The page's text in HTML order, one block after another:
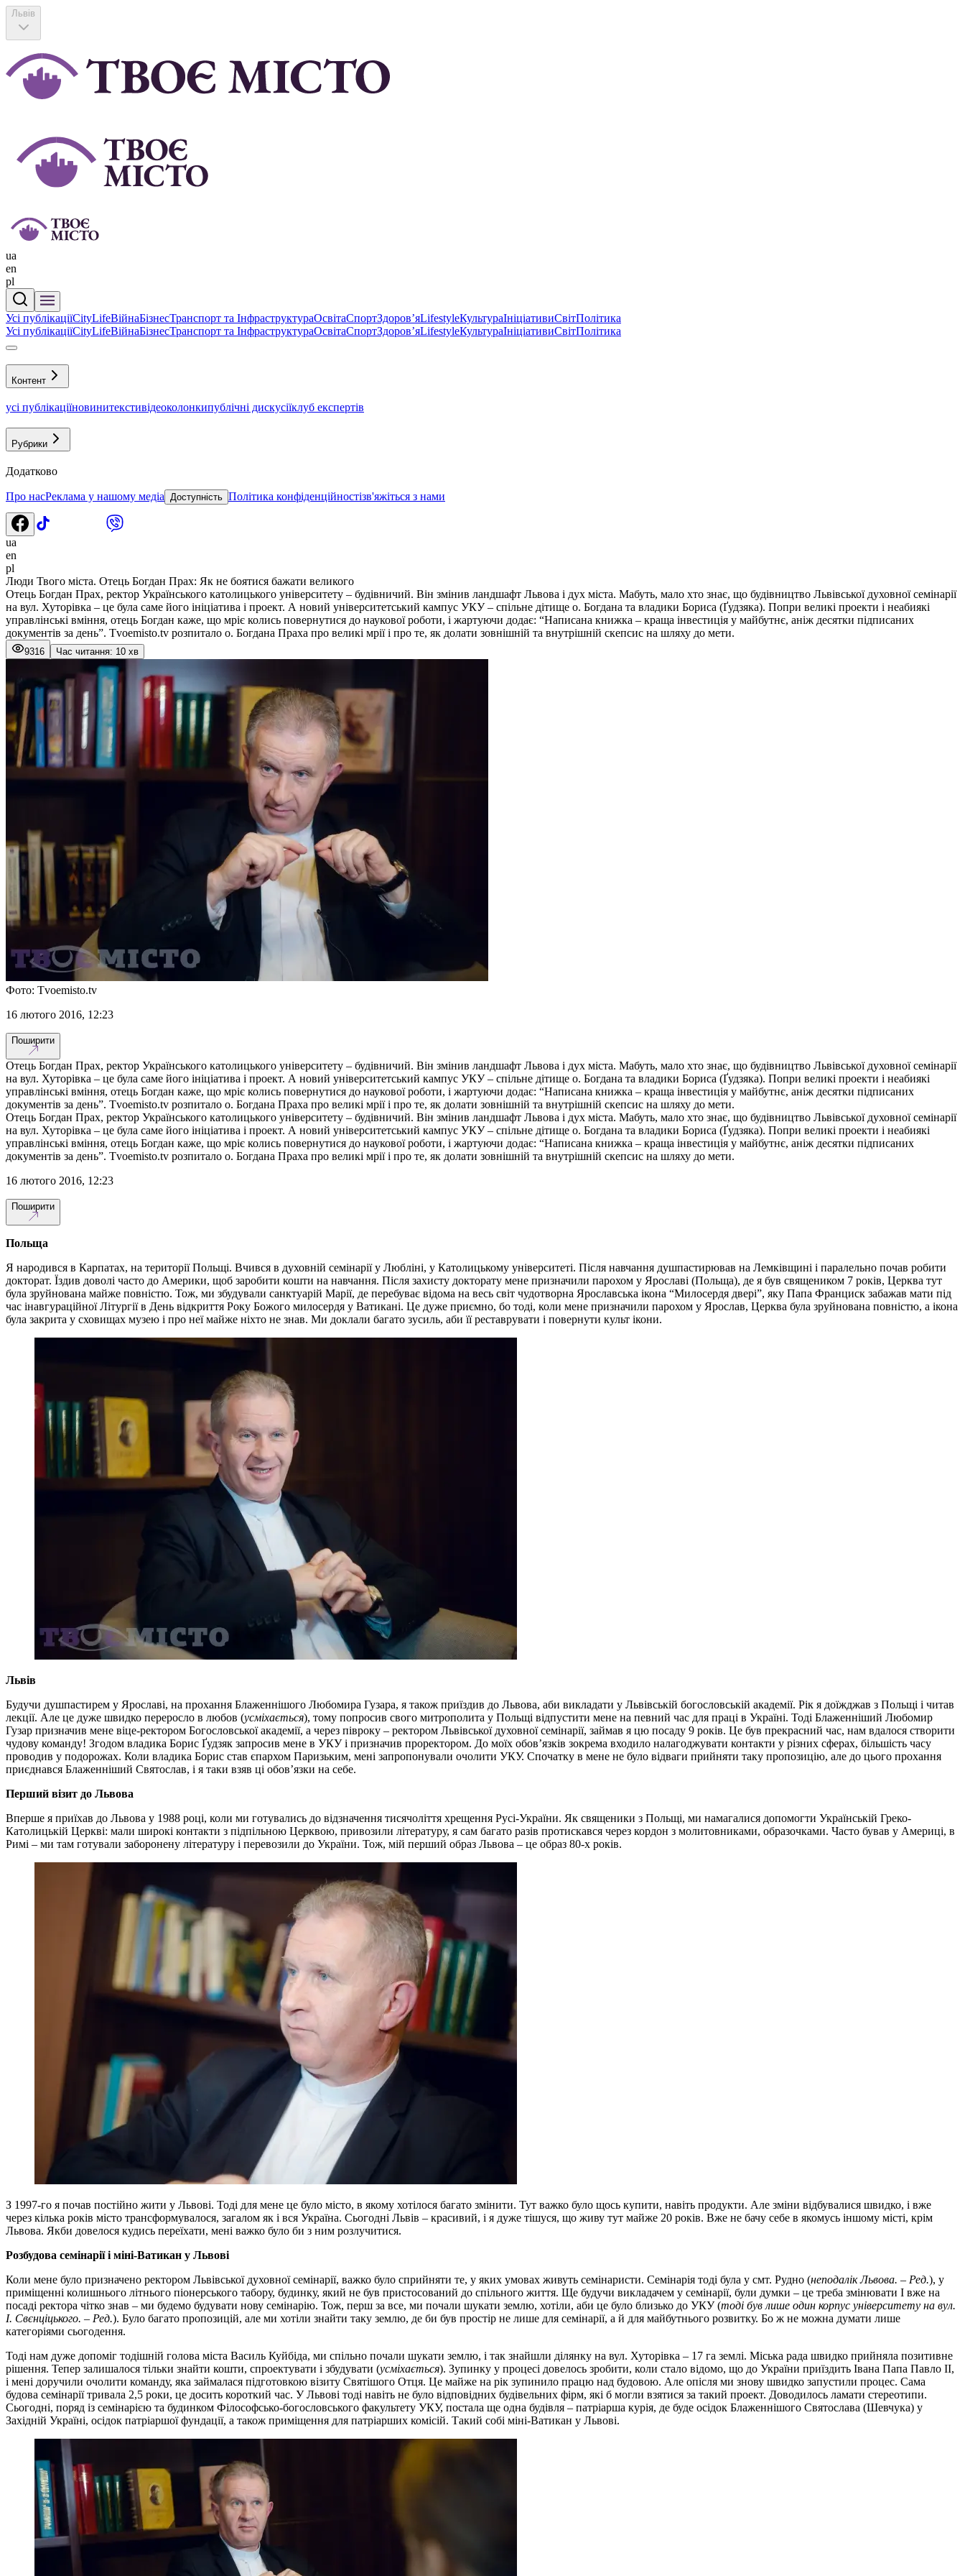
Львів
ua
en
pl
Усі публікаціїCityLifeВійнаБізнесТранспорт та ІнфраструктураОсвітаСпортЗдоровʼяLifestyleКультураІніціативиСвітПолітика
Усі публікаціїCityLifeВійнаБізнесТранспорт та ІнфраструктураОсвітаСпортЗдоровʼяLifestyleКультураІніціативиСвітПолітика
Контент
усі публікаціїновинитекстивідеоколонкипублічні дискусіїклуб експертів
Рубрики
Додатково
Про насРеклама у нашому медіа Доступність Політика конфіденційностізв'яжіться з нами
ua
en
pl
Люди Твого міста. Отець Богдан Прах: Як не боятися бажати великого
Отець Богдан Прах, ректор Українського католицького університету – будівничий. Він змінив ландшафт Львова і дух міста. Мабуть, мало хто знає, що будівництво Львівської духовної семінарії
на вул. Хуторівка – це була саме його ініціатива і проект. А новий університетський кампус УКУ – спільне дітище о. Богдана та владики Бориса (Ґудзяка). Попри великі проекти і неабиякі
управлінські вміння, отець Богдан каже, що мріє колись повернутися до наукової роботи, і жартуючи додає: “Написана книжка – краща інвестиція у майбутнє, аніж десятки підписаних
документів за день”. Tvoemisto.tv розпитало о. Богдана Праха про великі мрії і про те, як долати зовнішній та внутрішній скепсис на шляху до мети.
9316 Час читання: 10 хв
Фото: Tvoemisto.tv
16 лютого 2016, 12:23
Поширити
Отець Богдан Прах, ректор Українського католицького університету – будівничий. Він змінив ландшафт Львова і дух міста. Мабуть, мало хто знає, що будівництво Львівської духовної семінарії
на вул. Хуторівка – це була саме його ініціатива і проект. А новий університетський кампус УКУ – спільне дітище о. Богдана та владики Бориса (Ґудзяка). Попри великі проекти і неабиякі
управлінські вміння, отець Богдан каже, що мріє колись повернутися до наукової роботи, і жартуючи додає: “Написана книжка – краща інвестиція у майбутнє, аніж десятки підписаних
документів за день”. Tvoemisto.tv розпитало о. Богдана Праха про великі мрії і про те, як долати зовнішній та внутрішній скепсис на шляху до мети.
Отець Богдан Прах, ректор Українського католицького університету – будівничий. Він змінив ландшафт Львова і дух міста. Мабуть, мало хто знає, що будівництво Львівської духовної семінарії
на вул. Хуторівка – це була саме його ініціатива і проект. А новий університетський кампус УКУ – спільне дітище о. Богдана та владики Бориса (Ґудзяка). Попри великі проекти і неабиякі
управлінські вміння, отець Богдан каже, що мріє колись повернутися до наукової роботи, і жартуючи додає: “Написана книжка – краща інвестиція у майбутнє, аніж десятки підписаних
документів за день”. Tvoemisto.tv розпитало о. Богдана Праха про великі мрії і про те, як долати зовнішній та внутрішній скепсис на шляху до мети.
16 лютого 2016, 12:23
Поширити
Польща
Я народився в Карпатах, на території Польщі. Вчився в духовній семінарії у Любліні, у Католицькому університеті. Після навчання душпастирював на Лемківщині і паралельно почав робити
докторат. Їздив доволі часто до Америки, щоб заробити кошти на навчання. Після захисту докторату мене призначили парохом у Ярославі (Польща), де я був священиком 7 років, Церква тут
була зруйнована майже повністю. Тож, ми збудували санктуарій Марії, де перебуває відома на весь світ чудотворна Ярославська ікона “Милосердя двері”, яку Папа Франциск забажав мати під
час інавгураційної Літургії в День відкриття Року Божого милосердя у Ватикані. Це дуже приємно, бо тоді, коли мене призначили парохом у Ярослав, Церква була зруйнована повністю, а ікона
була закрита у сховищах музею і про неї майже ніхто не знав. Ми доклали багато зусиль, аби її реставрувати і повернути культ ікони.
Львів
Будучи душпастирем у Ярославі, на прохання Блаженнішого Любомира Гузара, я також приїздив до Львова, аби викладати у Львівській богословській академії. Рік я доїжджав з Польщі і читав
лекції. Але це дуже швидко переросло в любов (усміхається), тому попросив свого митрополита у Польщі відпустити мене на певний час для праці в Україні. Тоді Блаженніший Любомир
Гузар призначив мене віце-ректором Богословської академії, а через півроку – ректором Львівської духовної семінарії, займав я цю посаду 9 років. Це був прекрасний час, нам вдалося створити
чудову команду! Згодом владика Борис Ґудзяк запросив мене в УКУ і призначив проректором. До моїх обов’язків зокрема входило налагоджувати контакти у різних сферах, більшість часу
проводив у подорожах. Коли владика Борис став єпархом Паризьким, мені запропонували очолити УКУ. Спочатку в мене не було відваги прийняти таку пропозицію, але до цього прохання
приєднався Блаженніший Святослав, і я таки взяв ці обов’язки на себе.
Перший візит до Львова
Вперше я приїхав до Львова у 1988 році, коли ми готувались до відзначення тисячоліття хрещення Русі-України. Як священики з Польщі, ми намагалися допомогти Українській Греко-
Католицькій Церкві: мали широкі контакти з підпільною Церквою, привозили літературу, я сам багато разів протискався через кордон з молитовниками, образочками. Часто бував у Америці, в
Римі – ми там готували заборонену літературу і перевозили до України. Тож, мій перший образ Львова – це образ 80-х років.
З 1997-го я почав постійно жити у Львові. Тоді для мене це було місто, в якому хотілося багато змінити. Тут важко було щось купити, навіть продукти. Але зміни відбувалися швидко, і вже
через кілька років місто трансформувалося, загалом як і вся Україна. Сьогодні Львів – красивий, і я дуже тішуся, що живу тут майже 20 років. Вже не бачу себе в якомусь іншому місті, крім
Львова. Якби довелося кудись переїхати, мені важко було би з ним розлучитися.
Розбудова семінарії і міні-Ватикан у Львові
Коли мене було призначено ректором Львівської духовної семінарії, важко було сприйняти те, у яких умовах живуть семінаристи. Семінарія тоді була у смт. Рудно (неподалік Львова. – Ред.), у
приміщенні колишнього літнього піонерського табору, будинку, який не був пристосований до спільного життя. Ще будучи викладачем у семінарії, були думки – це треба змінювати І вже на
посаді ректора чітко знав – ми будемо будувати нову семінарію. Тож, перш за все, ми почали шукати землю, хотіли, аби це було близько до УКУ (тоді був лише один корпус університету на вул.
І. Свєнціцького. – Ред.). Було багато пропозицій, але ми хотіли знайти таку землю, де би був простір не лише для семінарії, а й для майбутнього розвитку. Бо ж не можна думати лише
категоріями сьогодення.
Тоді нам дуже допоміг тодішній голова міста Василь Куйбіда, ми спільно почали шукати землю, і так знайшли ділянку на вул. Хуторівка – 17 га землі. Міська рада швидко прийняла позитивне
рішення. Тепер залишалося тільки знайти кошти, спроектувати і збудувати (усміхається). Зупинку у процесі довелось зробити, коли стало відомо, що до України приїздить Івана Папа Павло ІІ,
і мені доручили очолити команду, яка займалася підготовкою візиту Святішого Отця. Це майже на рік зупинило працю над будовою. Але опісля ми знову швидко запустили процес. Сама
будова семінарії тривала 2,5 роки, це досить короткий час. У Львові тоді навіть не було відповідних будівельних фірм, які б могли взятися за такий проект. Доводилось ламати стереотипи.
Сьогодні, поряд із семінарією та будинком Філософсько-богословського факультету УКУ, постала ще одна будівля – патріарша курія, де буде осідок Блаженнішого Святослава (Шевчука) у
Західній Україні, осідок патріаршої фундації, а також приміщення для патріарших комісій. Такий собі міні-Ватикан у Львові.